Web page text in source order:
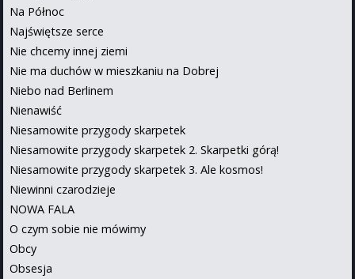
Na Północ
Najświętsze serce
Nie chcemy innej ziemi
Nie ma duchów w mieszkaniu na Dobrej
Niebo nad Berlinem
Nienawiść
Niesamowite przygody skarpetek
Niesamowite przygody skarpetek 2. Skarpetki górą!
Niesamowite przygody skarpetek 3. Ale kosmos!
Niewinni czarodzieje
NOWA FALA
O czym sobie nie mówimy
Obcy
Obsesja